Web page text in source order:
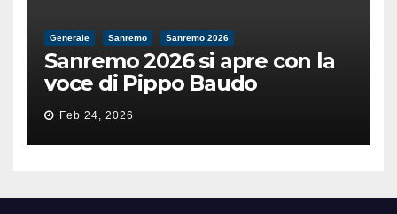
Generale Sanremo Sanremo 2026
Sanremo 2026 si apre con la
voce di Pippo Baudo
Feb 24, 2026